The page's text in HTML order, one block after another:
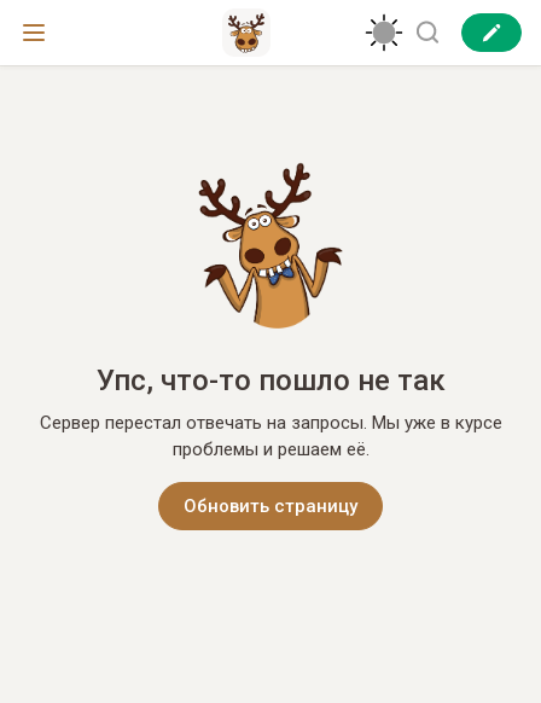
Упс, что-то пошло не так
Сервер перестал отвечать на запросы. Мы уже в курсе
проблемы и решаем её.
Обновить страницу